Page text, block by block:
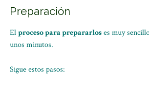
Preparación
Elproceso para prepararloses muy
unos minutos.
Sigue estos pasos: